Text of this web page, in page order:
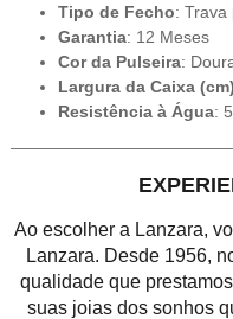
Tipo de Fecho: Trava
Garantia: 12 Meses
Cor da Pulseira:
Largura da Caixa (cm)
Resistência à Água:
Ao escolher a Lanzara,
Lanzara. Desde 1956,
qualidade que
suas joias dos sonhos